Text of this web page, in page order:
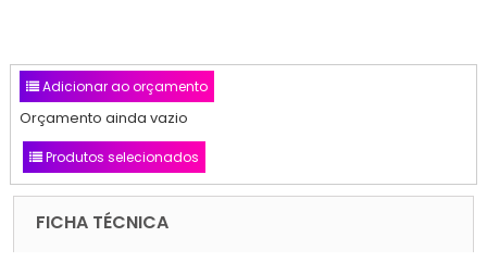
Adicionar ao orçamento
Orçamento ainda vazio
Produtos selecionados
FICHA TÉCNICA